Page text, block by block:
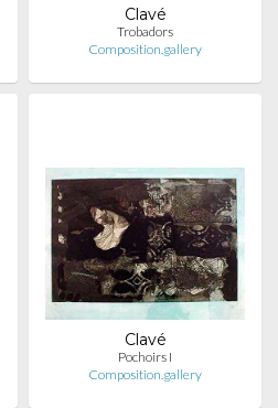
Clavé
Trobadors
Composition.gallery
Clavé
Pochoirs I
Composition.gallery